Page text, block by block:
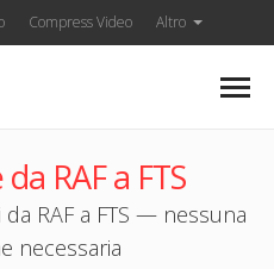
Compress Video Altro
RAF a FTS
RAF a FTS — nessuna
necessaria